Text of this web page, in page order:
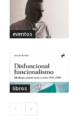
eventos
libros